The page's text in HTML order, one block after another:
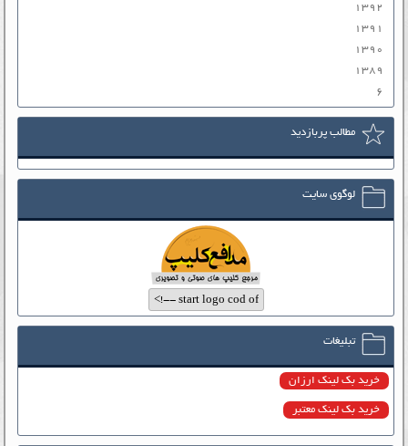
۱۳۹۲
۱۳۹۱
۱۳۹۰
۱۳۸۹
۶
مطالب پربازدید
لوگوی سایت
تبلیغات
خرید بک لینک ارزان
خرید بک لینک معتبر